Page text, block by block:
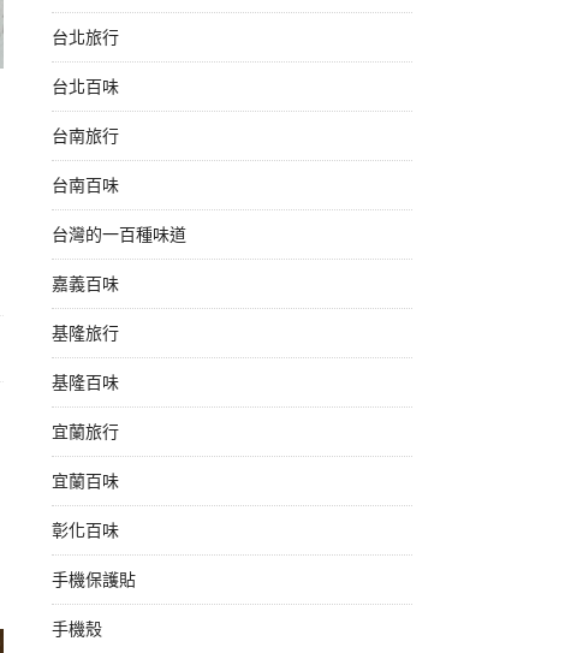
台北旅行
台北百味
台南旅行
台南百味
台灣的一百種味道
嘉義百味
基隆旅行
基隆百味
宜蘭旅行
宜蘭百味
彰化百味
手機保護貼
手機殼